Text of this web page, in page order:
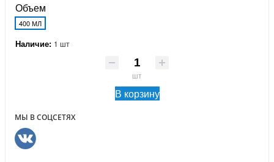
Объем
400 МЛ
Наличие: 1 шт
шт
В корзину
МЫ В СОЦСЕТЯХ